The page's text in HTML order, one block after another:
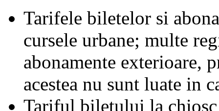
Tarifele biletelor si
cursele urbane; multe
abonamente exterioare,
acestea nu sunt luate in
Tariful biletului la